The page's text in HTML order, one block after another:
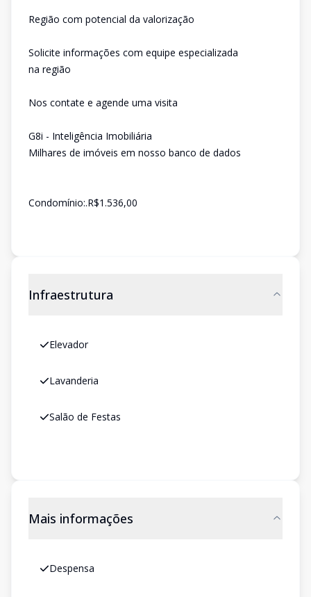
Região com potencial da valorização
Solicite informações com equipe especializada
na região
Nos contate e agende uma visita
G8i - Inteligência Imobiliária
Milhares de imóveis em nosso banco de dados
Condomínio:.R$1.536,00
Infraestrutura
Elevador
Lavanderia
Salão de Festas
Mais informações
Despensa